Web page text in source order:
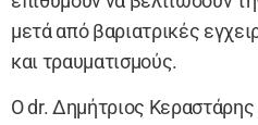
μετά από βαριατρικές
και τραυματισμούς.
Ο dr. Δημήτριος